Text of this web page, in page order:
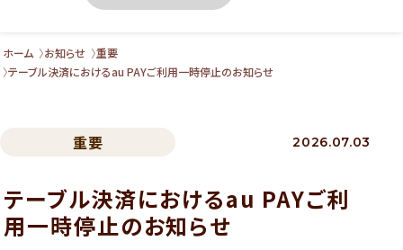
ホーム お知らせ
重要
テーブル決済におけるau PAYご利用一時停止のお知らせ
重要 2026.07.03
テーブル決済におけるau PAYご利
用一時停止のお知らせ